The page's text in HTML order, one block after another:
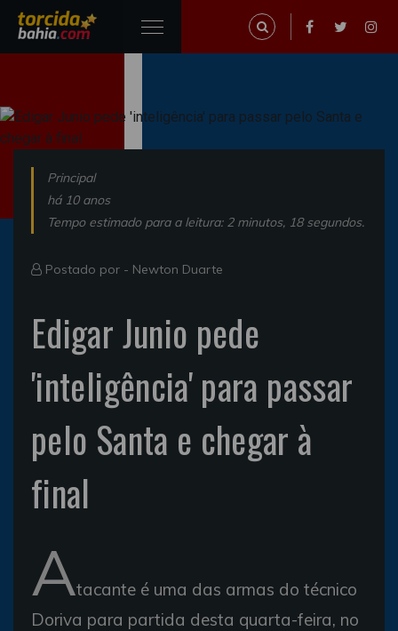
Principal
há 10 anos
Tempo estimado para a leitura: 2 minutos, 18 segundos.
Postado por - Newton Duarte
Edigar Junio pede
'inteligência' para passar
pelo Santa e chegar à
final
Atacante é uma das armas do técnico
Doriva para partida desta quarta-feira, no